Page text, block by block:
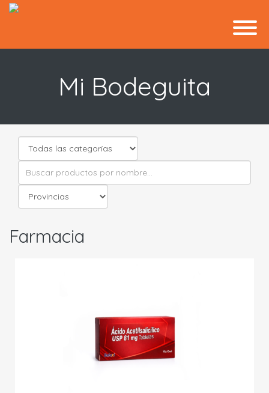
Mi Bodeguita
Farmacia